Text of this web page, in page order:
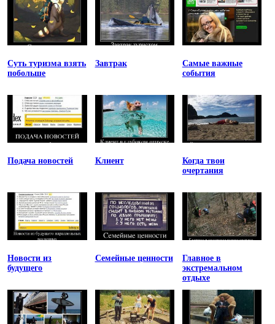
Суть туризма взять
побольше
Завтрак
Самые важные
события
Подача новостей Клиент
Когда твои
очертания
Новости из
будущего
Семейные ценности
Главное в
экстремальном
отдыхе